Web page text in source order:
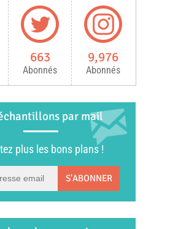
663
Abonnés
9,976
Abonnés
par mail
plus les bons plans !
S'ABONNER